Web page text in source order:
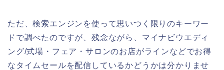
ただ、検索エンジンを使って思いつく限りのキーワー
ドで調べたのですが、残念ながら、マイナビウエディ
ング/式場・フェア・サロンのお店がラインなどでお得
なタイムセールを配信しているかどうかは分かりませ